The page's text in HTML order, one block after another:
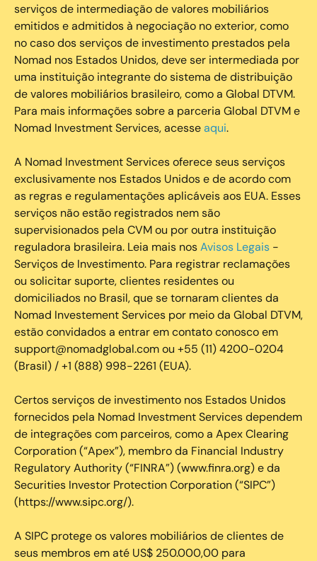
serviços de intermediação de valores mobiliários
emitidos e admitidos à negociação no exterior, como
no caso dos serviços de investimento prestados pela
Nomad nos Estados Unidos, deve ser intermediada por
uma instituição integrante do sistema de distribuição
de valores mobiliários brasileiro, como a Global DTVM.
Para mais informações sobre a parceria Global DTVM e
Nomad Investment Services, acesseaqui.
A Nomad Investment Services oferece seus serviços
exclusivamente nos Estados Unidos e de acordo com
as regras e regulamentações aplicáveis aos EUA. Esses
serviços não estão registrados nem são
supervisionados pela CVM ou por outra instituição
reguladora brasileira. Leia mais nosAvisos Legais -
Serviços de Investimento. Para registrar reclamações
ou solicitar suporte, clientes residentes ou
domiciliados no Brasil, que se tornaram clientes da
Nomad Investement Services por meio da Global DTVM,
estão convidados a entrar em contato conosco em
support@nomadglobal.com ou +55 (11) 4200-0204
(Brasil) / +1 (888) 998-2261 (EUA).
Certos serviços de investimento nos Estados Unidos
fornecidos pela Nomad Investment Services dependem
de integrações com parceiros, como a Apex Clearing
Corporation (“Apex”), membro da Financial Industry
Regulatory Authority (“FINRA”) (www.finra.org) e da
Securities Investor Protection Corporation (“SIPC”)
(https://www.sipc.org/).
A SIPC protege os valores mobiliários de clientes de
seus membros em até US$ 250.000,00 para